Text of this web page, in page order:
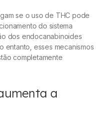
se o uso de THC pode
do sistema
dos endocanabinoides
entanto, esses mecanismos
completamente
a